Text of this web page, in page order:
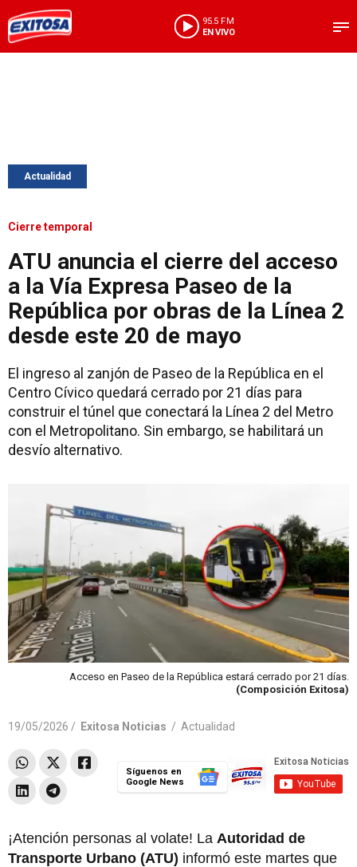
95.5 FM
EN VIVO
Actualidad
Cierre temporal
ATU anuncia el cierre del acceso
a la Vía Expresa Paseo de la
República por obras de la Línea 2
desde este 20 de mayo
El ingreso al zanjón de Paseo de la República en el
Centro Cívico quedará cerrado por 21 días para
construir el túnel que conectará la Línea 2 del Metro
con el Metropolitano. Sin embargo, se habilitará un
desvío alternativo.
Acceso en Paseo de la República estará cerrado por 21 días.
(Composición Exitosa)
19/05/2026 / Exitosa Noticias / Actualidad
Síguenos en
Google News
¡Atención personas al volate! La Autoridad de
Transporte Urbano (ATU) informó este martes que